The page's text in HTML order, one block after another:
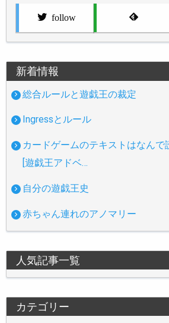
follow
新着情報
総合ルールと遊戯王の裁定
Ingressとルール
カードゲームのテキストはなんで
[遊戯王アドベ…
自分の遊戯王史
赤ちゃん連れのアノマリー
人気記事一覧
カテゴリー